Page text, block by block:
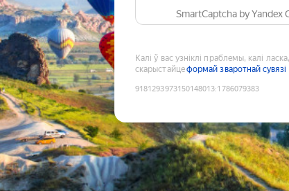
SmartCaptcha by Yandex
Калі ў вас узніклі праблемы, калі ласка,
скарыстайцеформай зваротнай сувязі
9181293973150148013:1786079383